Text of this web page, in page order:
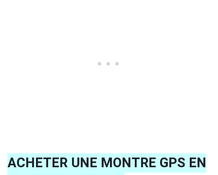
ACHETER UNE MONTRE GPS EN